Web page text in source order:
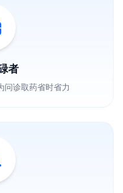
者
问诊取药省时省力